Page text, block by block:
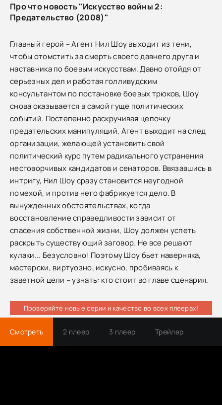
Про что новость "Искусство войны 2:
Предательство (2008)"
Главный герой – Агент Нил Шоу выходит из тени,
чтобы отомстить за смерть своего давнего друга и
наставника по боевым искусствам. Давно отойдя от
серьезных дел и работая голливудским
консультантом по постановке боевых трюков, Шоу
снова оказывается в самой гуще политических
событий. Постепенно раскручивая цепочку
предательских манипуляций, Агент выходит на след
организации, желающей установить свой
политический курс путем радикального устранения
несговорчивых кандидатов и сенаторов. Ввязавшись в
интригу, Нил Шоу сразу становится неугодной
помехой, и против него фабрикуется дело. В
вынужденных обстоятельствах, когда
восстановление справедливости зависит от
спасения собственной жизни, Шоу должен успеть
раскрыть существующий заговор. Не все решают
кулаки... Безусловно! Поэтому Шоу бьет наверняка,
мастерски, виртуозно, искусно, пробиваясь к
заветной цели – узнать: кто стоит во главе сценария.
Проверяйте новые серии и качество во всех плеерах!
Смотреть 2 плеер 3 плеер Трейлер